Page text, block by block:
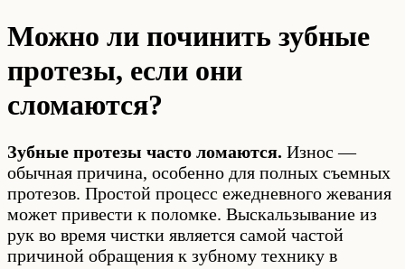
Можно ли починить зубные
протезы, если они
сломаются?
Зубные протезы часто ломаются. Износ —
обычная причина, особенно для полных съемных
протезов. Простой процесс ежедневного жевания
может привести к поломке. Выскальзывание из
рук во время чистки является самой частой
причиной обращения к зубному технику в